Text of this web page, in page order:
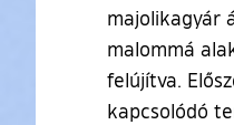
majolikagyár
malommá
felújítva.
kapcsolódó